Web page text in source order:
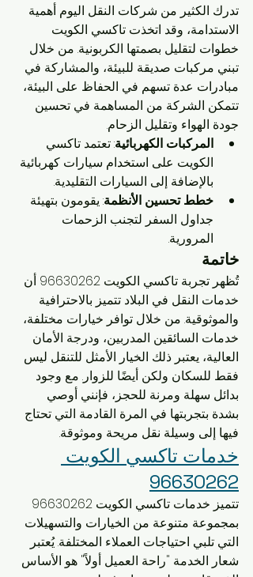
تدرك الكثير من شركات النقل اليوم أهمية
الاستدامة، وقد اتخذت تاكسي الكويت
خطوات لتقليل بصمتها الكربونية. من خلال
تبني مركبات صديقة للبيئة، والمشاركة في
مبادرات عدة تسهم في الحفاظ على البيئة،
تتمكن الشركة من المساهمة في تحسين
جودة الهواء وتقليل الزحام.
المركبات الكهربائية: تعتمد تاكسي
الكويت على استخدام سيارات كهربائية
بالإضافة إلى السيارات التقليدية.
خطط تحسين الأنظمة: يقومون بتهيئة
جداول السفر لتجنب الزحمات
المرورية.
خاتمة
تُظهر تجربة تاكسي الكويت 96630262 أن
خدمات النقل في البلاد تتميز بالاحترافية
والموثوقية. من خلال توافر خيارات مختلفة،
خدمات السائقين المدربين، ودرجة الأمان
العالية، يعتبر ذلك الخيار الأمثل للتنقل ليس
فقط للسكان ولكن أيضًا للزوار. مع وجود
بدائل سهلة ومرنة للحجز، فإنني أوصي
بشدة بتجربتها في المرة القادمة التي تحتاج
فيها إلى وسيلة نقل مريحة وموثوقة.
خدمات تاكسي الكويت
96630262
بمجموعة متنوعة من الخيارات والتسهيلات
التي تلبي احتياجات العملاء المختلفة. يُعتبر
شعار الخدمة "راحة العميل أولاً" هو الأساس